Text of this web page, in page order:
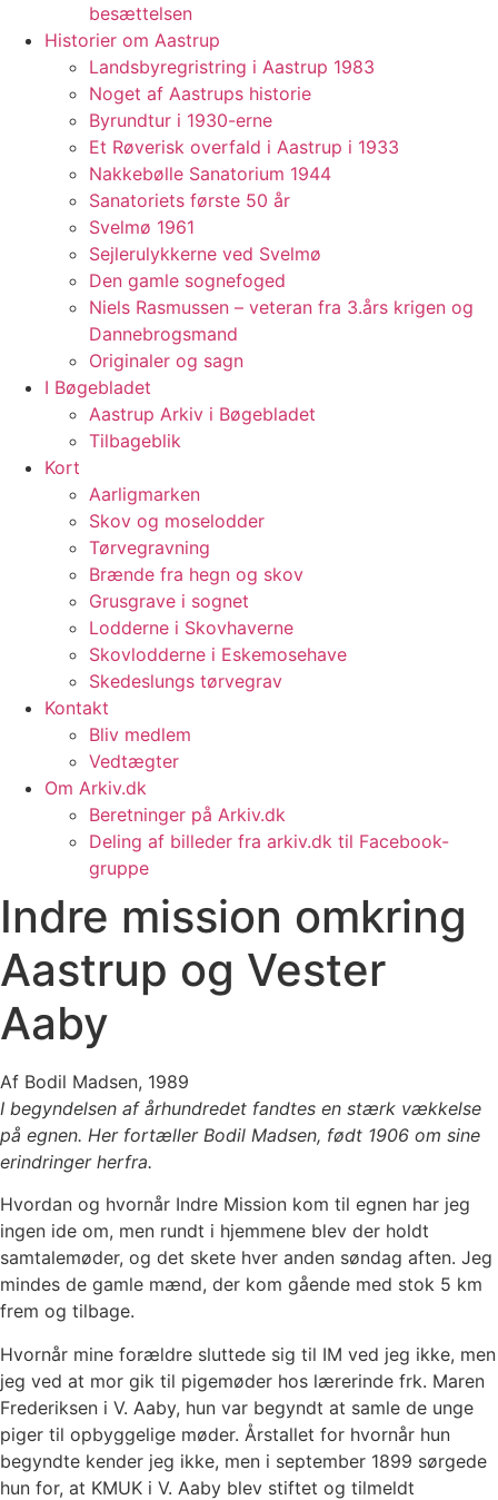
besættelsen
Historier om Aastrup
Landsbyregristring i Aastrup 1983
Noget af Aastrups historie
Byrundtur i 1930-erne
Et Røverisk overfald i Aastrup i 1933
Nakkebølle Sanatorium 1944
Sanatoriets første 50 år
Svelmø 1961
Sejlerulykkerne ved Svelmø
Den gamle sognefoged
Niels Rasmussen – veteran fra 3.års krigen og
Dannebrogsmand
Originaler og sagn
I Bøgebladet
Aastrup Arkiv i Bøgebladet
Tilbageblik
Kort
Aarligmarken
Skov og moselodder
Tørvegravning
Brænde fra hegn og skov
Grusgrave i sognet
Lodderne i Skovhaverne
Skovlodderne i Eskemosehave
Skedeslungs tørvegrav
Kontakt
Bliv medlem
Vedtægter
Om Arkiv.dk
Beretninger på Arkiv.dk
Deling af billeder fra arkiv.dk til Facebook-
gruppe
Indre mission omkring
Aastrup og Vester
Aaby
Af Bodil Madsen, 1989
I begyndelsen af århundredet fandtes en stærk vækkelse
på egnen. Her fortæller Bodil Madsen, født 1906 om sine
erindringer herfra.
Hvordan og hvornår Indre Mission kom til egnen har jeg
ingen ide om, men rundt i hjemmene blev der holdt
samtalemøder, og det skete hver anden søndag aften. Jeg
mindes de gamle mænd, der kom gående med stok 5 km
frem og tilbage.
Hvornår mine forældre sluttede sig til IM ved jeg ikke, men
jeg ved at mor gik til pigemøder hos lærerinde frk. Maren
Frederiksen i V. Aaby, hun var begyndt at samle de unge
piger til opbyggelige møder. Årstallet for hvornår hun
begyndte kender jeg ikke, men i september 1899 sørgede
hun for, at KMUK i V. Aaby blev stiftet og tilmeldt